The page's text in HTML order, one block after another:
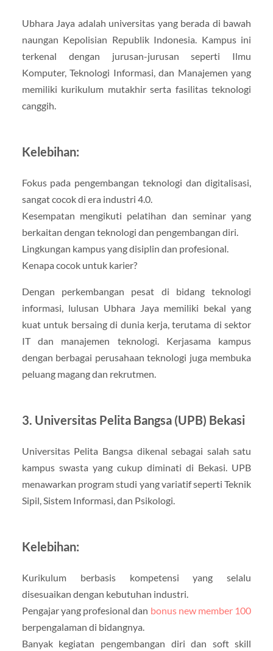
Ubhara Jaya adalah universitas yang berada di bawah
naungan Kepolisian Republik Indonesia. Kampus ini
terkenal dengan jurusan-jurusan seperti Ilmu
Komputer, Teknologi Informasi, dan Manajemen yang
memiliki kurikulum mutakhir serta fasilitas teknologi
canggih.
Kelebihan:
Fokus pada pengembangan teknologi dan digitalisasi,
sangat cocok di era industri 4.0.
Kesempatan mengikuti pelatihan dan seminar yang
berkaitan dengan teknologi dan pengembangan diri.
Lingkungan kampus yang disiplin dan profesional.
Kenapa cocok untuk karier?
Dengan perkembangan pesat di bidang teknologi
informasi, lulusan Ubhara Jaya memiliki bekal yang
kuat untuk bersaing di dunia kerja, terutama di sektor
IT dan manajemen teknologi. Kerjasama kampus
dengan berbagai perusahaan teknologi juga membuka
peluang magang dan rekrutmen.
3. Universitas Pelita Bangsa (UPB) Bekasi
Universitas Pelita Bangsa dikenal sebagai salah satu
kampus swasta yang cukup diminati di Bekasi. UPB
menawarkan program studi yang variatif seperti Teknik
Sipil, Sistem Informasi, dan Psikologi.
Kelebihan:
Kurikulum berbasis kompetensi yang selalu
disesuaikan dengan kebutuhan industri.
Pengajar yang profesional dan bonus new member 100
berpengalaman di bidangnya.
Banyak kegiatan pengembangan diri dan soft skill